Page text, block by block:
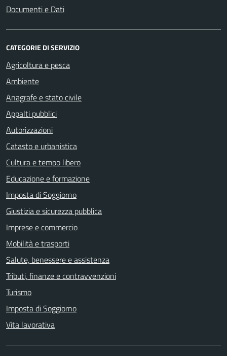
Documenti e Dati
CATEGORIE DI SERVIZIO
Agricoltura e pesca
Ambiente
Anagrafe e stato civile
Appalti pubblici
Autorizzazioni
Catasto e urbanistica
Cultura e tempo libero
Educazione e formazione
Imposta di Soggiorno
Giustizia e sicurezza pubblica
Imprese e commercio
Mobilità e trasporti
Salute, benessere e assistenza
Tributi, finanze e contravvenzioni
Turismo
Imposta di Soggiorno
Vita lavorativa